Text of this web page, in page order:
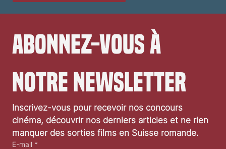
Abonnez-vous à
notre newsletter
Inscrivez-vous pour recevoir nos concours
cinéma, découvrir nos derniers articles et ne rien
manquer des sorties films en Suisse romande.
E-mail *